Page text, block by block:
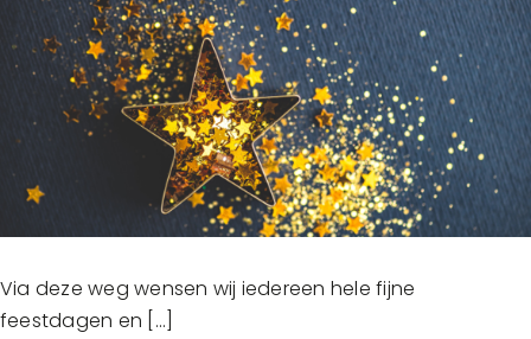
Pasen
Via deze weg wensen wij iedereen hele fijne
feestdagen en [...]